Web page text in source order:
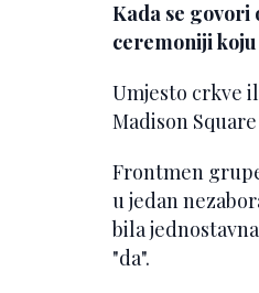
Kada se
ceremoniji koju
Umjesto crkve
Madison
Frontmen
u jedan
bila
"da".